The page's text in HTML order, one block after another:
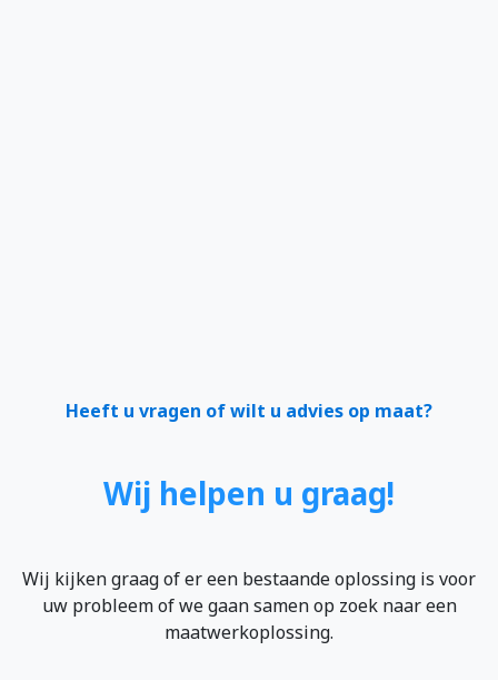
Heeft u vragen of wilt u advies op maat?
Wij helpen u graag!
Wij kijken graag of er een bestaande oplossing is voor
uw probleem of we gaan samen op zoek naar een
maatwerkoplossing.